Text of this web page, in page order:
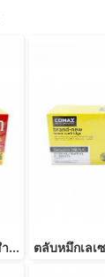
ตลับหมึกเลเซอร์คุณภาพสูงสำหรับ HP และ Canon รุ่น CF279A JUMBO